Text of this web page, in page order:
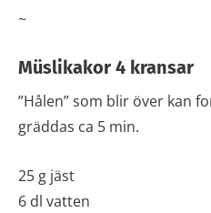
~
Müslikakor 4 kransar
”Hålen” som blir över kan
gräddas ca 5 min.
25 g jäst
6 dl vatten